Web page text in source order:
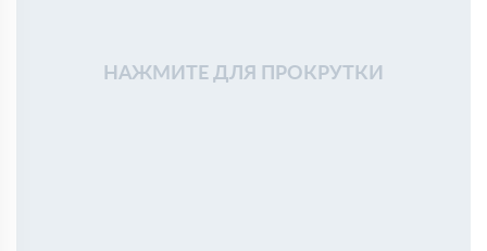
НАЖМИТЕ ДЛЯ ПРОКРУТКИ